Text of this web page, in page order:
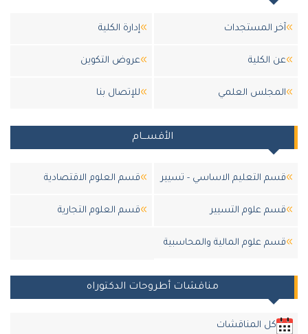
آخر المستجدات إدارة الكلية
عن الكلية عروض التكوين
المجلس العلمي للإتصال بنا
الأقســـام
قسم التعليم الاساسي - تسيير قسم العلوم الاقتصادية
قسم علوم التسيير قسم العلوم التجارية
قسم علوم المالية والمحاسبية
مناقشات أطروحات الدكتوراه
كل المناقشات